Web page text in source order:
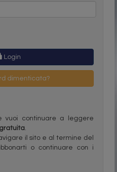
Login
dimenticata?
vuoi continuare a leggere
.
il sito e al termine del
o continuare con i